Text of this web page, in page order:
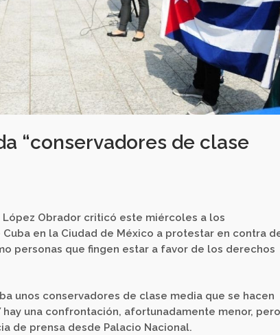
“conservadores de clase
Obrador criticó este miércoles a los
en la Ciudad de México a protestar en contra
personas que fingen estar a favor de los derechos
unos conservadores de clase media que se hacen
una confrontación, afortunadamente menor,
de prensa desde Palacio Nacional.